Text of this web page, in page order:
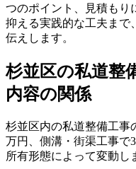
つのポイント、見積もり
抑える実践的な工夫まで
伝えします。
杉並区の私道整
内容の関係
杉並区内の私道整備工事
万円、側溝・街渠工事で
所有形態によって変動し